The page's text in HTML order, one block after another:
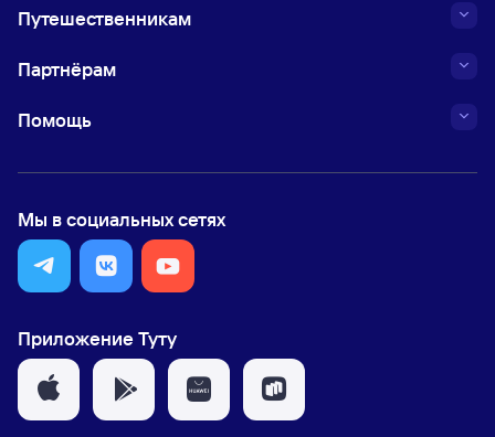
Путешественникам
Партнёрам
Помощь
Мы в социальных сетях
Приложение Туту